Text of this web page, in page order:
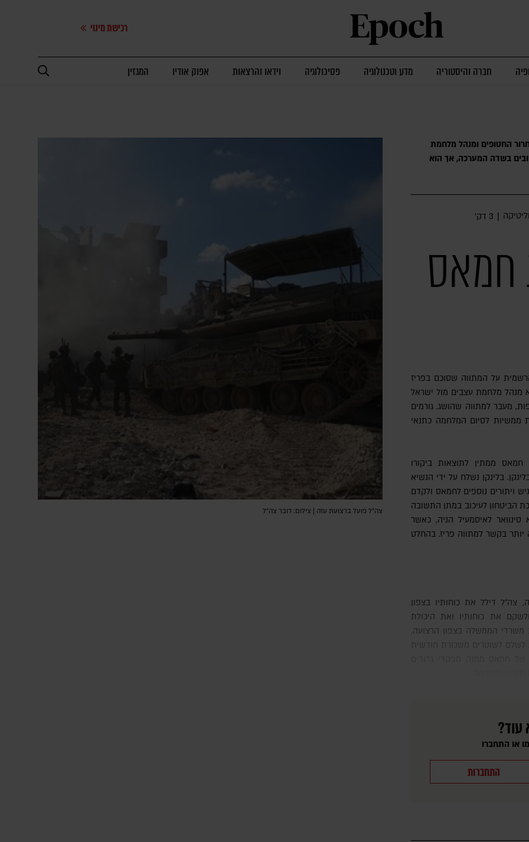
רכישת מינוי
חברה והיסטוריה מדע וטכנולוגיה פסיכולוגיה וידאו והרצאות אפוק אודיו המגזין
החטופים ומנהל מלחמת
בשדה המערכה, אך הוא
| 3 דק׳
חמאס
על המתווה שסוכם בפריז
מנהל מלחמת עצבים מול ישראל
מעבר למתווה שהושג. גורמים
ממשיות לסיום המלחמה כתנאי
חמאס ממתין לתוצאות ביקורו
בלינקן נשלח על ידי הנשיא
ויתורים נוספים לחמאס ולקדם
לעיכוב במתן התשובה
לאיסמעיל הניה, כאשר
בקשר למתווה פריז. בהחלט
את כוחותיו ואת היכולת
הממשלה בצפון הרצועה,
עוד?
או התחברו
התחברות
צה"ל פועל ברצועת עזה | צילום: דובר צה"ל